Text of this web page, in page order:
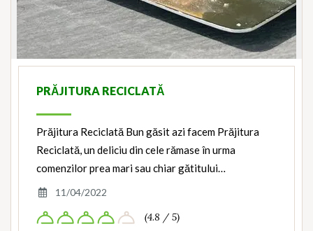
PRĂJITURA RECICLATĂ
Prăjitura Reciclată Bun găsit azi facem Prăjitura
Reciclată, un deliciu din cele rămase în urma
comenzilor prea mari sau chiar gătitului…
11/04/2022
(4.8 / 5)